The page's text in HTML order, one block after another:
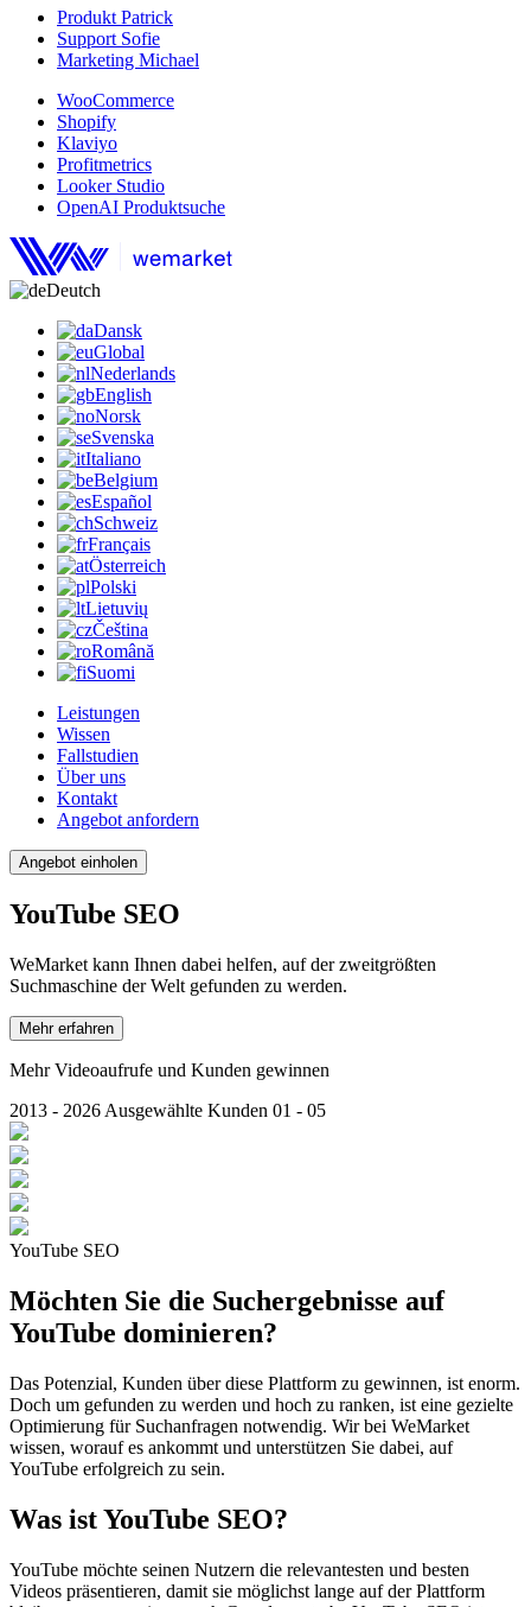
Produkt Patrick
Support Sofie
Marketing Michael
WooCommerce
Shopify
Klaviyo
Profitmetrics
Looker Studio
OpenAI Produktsuche
Deutch
Dansk
Global
Nederlands
English
Norsk
Svenska
Italiano
Belgium
Español
Schweiz
Français
Österreich
Polski
Lietuvių
Čeština
Română
Suomi
Leistungen
Wissen
Fallstudien
Über uns
Kontakt
Angebot anfordern
Angebot einholen
YouTube SEO
WeMarket kann Ihnen dabei helfen, auf der zweitgrößten
Suchmaschine der Welt gefunden zu werden.
Mehr erfahren
Mehr Videoaufrufe und Kunden gewinnen
2013 - 2026 Ausgewählte Kunden 01 - 05
YouTube SEO
Möchten Sie die Suchergebnisse auf
YouTube dominieren?
Das Potenzial, Kunden über diese Plattform zu gewinnen, ist enorm.
Doch um gefunden zu werden und hoch zu ranken, ist eine gezielte
Optimierung für Suchanfragen notwendig. Wir bei WeMarket
wissen, worauf es ankommt und unterstützen Sie dabei, auf
YouTube erfolgreich zu sein.
Was ist YouTube SEO?
YouTube möchte seinen Nutzern die relevantesten und besten
Videos präsentieren, damit sie möglichst lange auf der Plattform